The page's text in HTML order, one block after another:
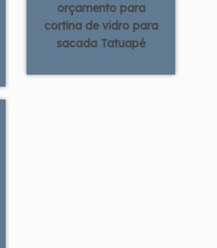
orçamento para
cortina de vidro para
sacada Tatuapé